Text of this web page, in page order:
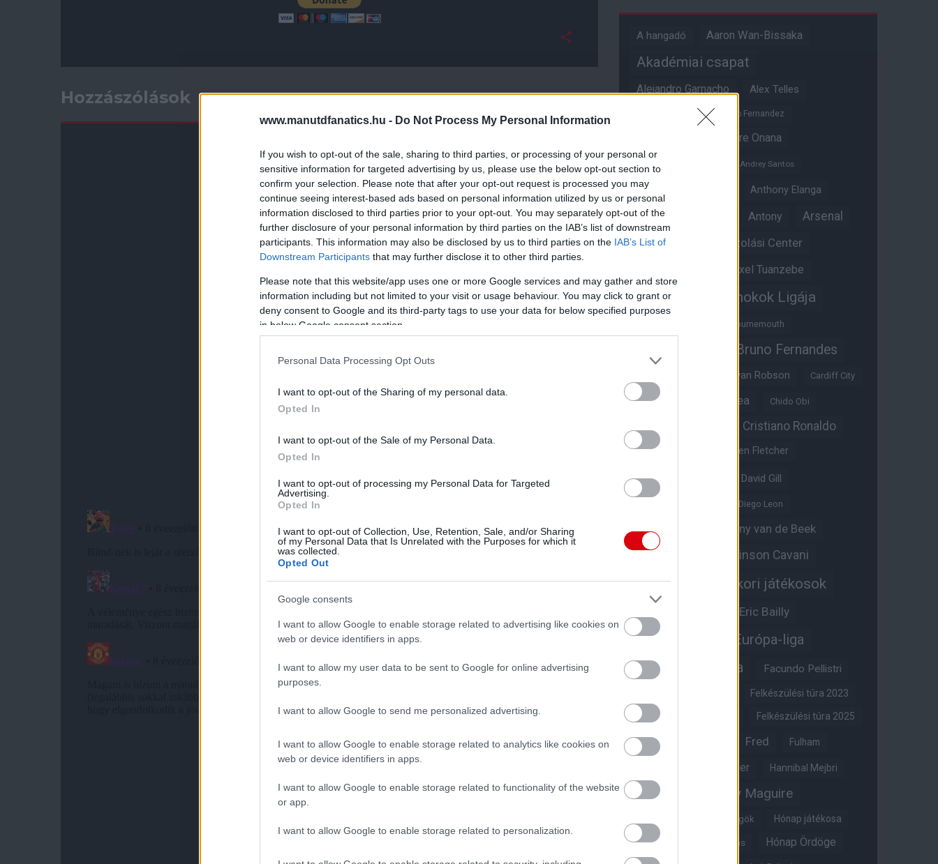
www.manutdfanatics.hu - Do Not Process My Personal Information
If you wish to opt-out of the sale, sharing to third parties, or processing of your personal or
sensitive information for targeted advertising by us, please use the below opt-out section to
confirm your selection. Please note that after your opt-out request is processed you may
continue seeing interest-based ads based on personal information utilized by us or personal
information disclosed to third parties prior to your opt-out. You may separately opt-out of the
further disclosure of your personal information by third parties on the IAB’s list of downstream
participants. This information may also be disclosed by us to third parties on the IAB’s List of
Downstream Participants that may further disclose it to other third parties.
Please note that this website/app uses one or more Google services and may gather and store
information including but not limited to your visit or usage behaviour. You may click to grant or
deny consent to Google and its third-party tags to use your data for below specified purposes
in below Google consent section.
Personal Data Processing Opt Outs
I want to opt-out of the Sharing of my personal data.
Opted In
I want to opt-out of the Sale of my Personal Data.
Opted In
I want to opt-out of processing my Personal Data for Targeted
Advertising.
Opted In
I want to opt-out of Collection, Use, Retention, Sale, and/or Sharing
of my Personal Data that Is Unrelated with the Purposes for which it
was collected.
Opted Out
Google consents
I want to allow Google to enable storage related to advertising like cookies on
web or device identifiers in apps.
I want to allow my user data to be sent to Google for online advertising
purposes.
I want to allow Google to send me personalized advertising.
I want to allow Google to enable storage related to analytics like cookies on
web or device identifiers in apps.
I want to allow Google to enable storage related to functionality of the website
or app.
I want to allow Google to enable storage related to personalization.
Hozzászólások
A hangadó Aaron Wan-Bissaka
Akadémiai csapat
Alejandro Garnacho Alex Telles
Alvaro Fernandez
Andre Onana
Andreas Pereira
Andrey Santos
Angol válogatott Anthony Elanga
Anthony Martial Antony Arsenal
Aston Villa Átigazolási Center
Axel Tuanzebe
Ayden Heaven Bajnokok Ligája
Bournemouth
Bruno Fernandes
Bryan Robson Cardiff City
Casemiro Chelsea Chido Obi
Cristiano Ronaldo
Crystal Palace Darren Fletcher
David De Gea David Gill
Diego Leon
Diogo Dalot
Donny van de Beek
Edinson Cavani
Edzői stáb Egykori játékosok
Eric Bailly
Erik ten Hag Európa-liga
Everton FA-kupa Facundo Pellistri
Felkészülési túra 2023
Felkészülési túra 2024 Felkészülési túra 2025
Felkészülési túra 2026 Fred Fulham
Glazer Hannibal Mejbri
Harry Amass Harry Maguire
Híres magyar Vörös Ördögök Hónap játékosa
Hónap legjobbja szavazás Hónap Ördöge